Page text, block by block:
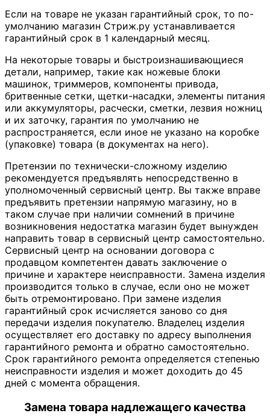
Если на товаре не указан гарантийный срок, то по-
умолчанию магазин Стриж.ру устанавливается
гарантийный срок в 1 календарный месяц.
На некоторые товары и быстроизнашивающиеся
детали, например, такие как ножевые блоки
машинок, триммеров, компоненты привода,
бритвенные сетки, щетки-насадки, элементы питания
или аккумуляторы, расчески, сметки, лезвия ножниц
и их заточку, гарантия по умолчанию не
распространяется, если иное не указано на коробке
(упаковке) товара (в документах на него).
Претензии по технически-сложному изделию
рекомендуется предъявлять непосредственно в
уполномоченный сервисный центр. Вы также вправе
предъявить претензии напрямую магазину, но в
таком случае при наличии сомнений в причине
возникновения недостатка магазин будет вынужден
направить товар в сервисный центр самостоятельно.
Сервисный центр на основании договора с
продавцом компетентен давать заключение о
причине и характере неисправности. Замена изделия
производится только в случае, если оно не может
быть отремонтировано. При замене изделия
гарантийный срок исчисляется заново со дня
передачи изделия покупателю. Владелец изделия
осуществляет его доставку по адресу выполнения
гарантийного ремонта и обратно самостоятельно.
Срок гарантийного ремонта определяется степенью
неисправности изделия и может доходить до 45
дней с момента обращения.
Замена товара надлежащего качества